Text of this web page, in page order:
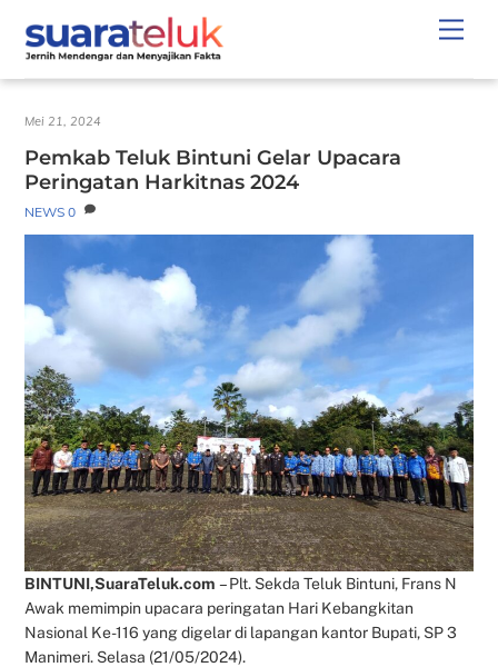
content
Mei 21, 2024
Pemkab Teluk Bintuni Gelar Upacara
Peringatan Harkitnas 2024
NEWS 0
BINTUNI,SuaraTeluk.com– Plt. Sekda Teluk Bintuni, Frans N
Awak memimpin upacara peringatan Hari Kebangkitan
Nasional Ke-116 yang digelar di lapangan kantor Bupati, SP 3
Manimeri. Selasa (21/05/2024).